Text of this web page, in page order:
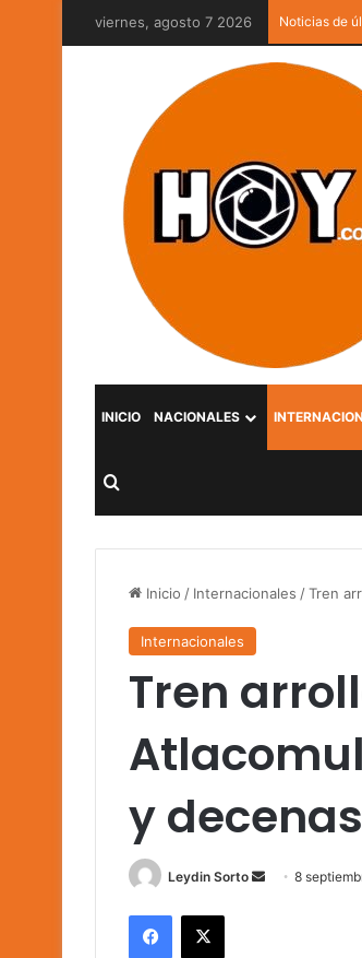
viernes, agosto 7 2026 Noticias de
INICIO NACIONALES
Buscar por
Inicio / Internacionales /Tren
Internacionales
Tren
y
Leydin Sorto
Send8
Facebook
X